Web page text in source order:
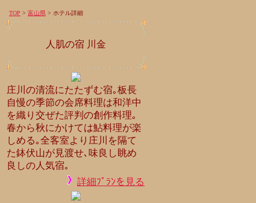
TOP > 富山県 > ホテル詳細
人肌の宿 川金
庄川の清流にたたずむ宿｡板長
自慢の季節の会席料理は和洋中
を織り交ぜた評判の創作料理｡
春から秋にかけては鮎料理が楽
しめる｡全客室より庄川を隔て
た鉢伏山が見渡せ､味良し眺め
良しの人気宿｡
詳細ﾌﾟﾗﾝを見る